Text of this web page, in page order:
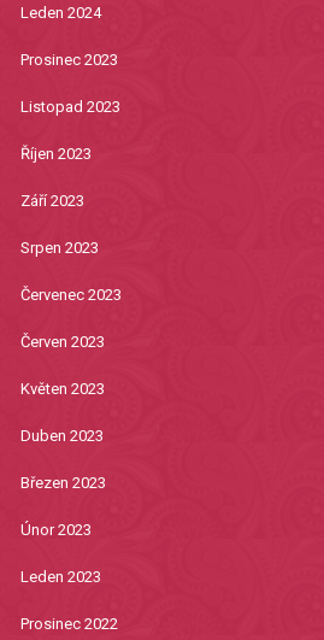
Leden 2024
Prosinec 2023
Listopad 2023
Říjen 2023
Září 2023
Srpen 2023
Červenec 2023
Červen 2023
Květen 2023
Duben 2023
Březen 2023
Únor 2023
Leden 2023
Prosinec 2022